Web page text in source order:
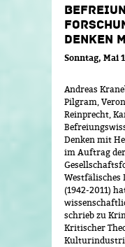
DENKEN
Sonntag, Mai
Andreas
Pilgram,
Reinprecht,
Denken mit
im Auftrag
Westfälisches
(1942-2011)
schrieb zu
Kritischer